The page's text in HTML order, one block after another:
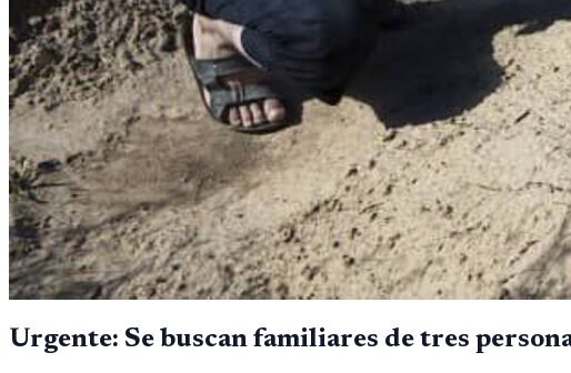
Urgente: Se buscan familiares de tres